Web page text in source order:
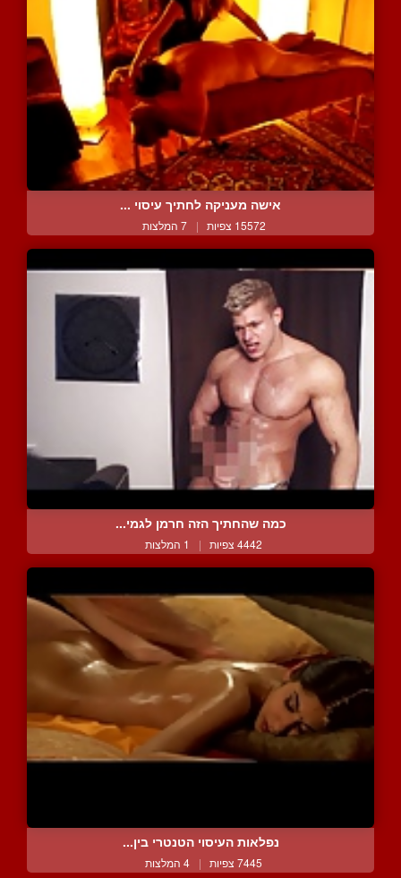
אישה מעניקה לחתיך עיסוי ...
15572 צפיות | 7 המלצות
כמה שהחתיך הזה חרמן לגמי...
4442 צפיות | 1 המלצות
נפלאות העיסוי הטנטרי בין...
7445 צפיות | 4 המלצות